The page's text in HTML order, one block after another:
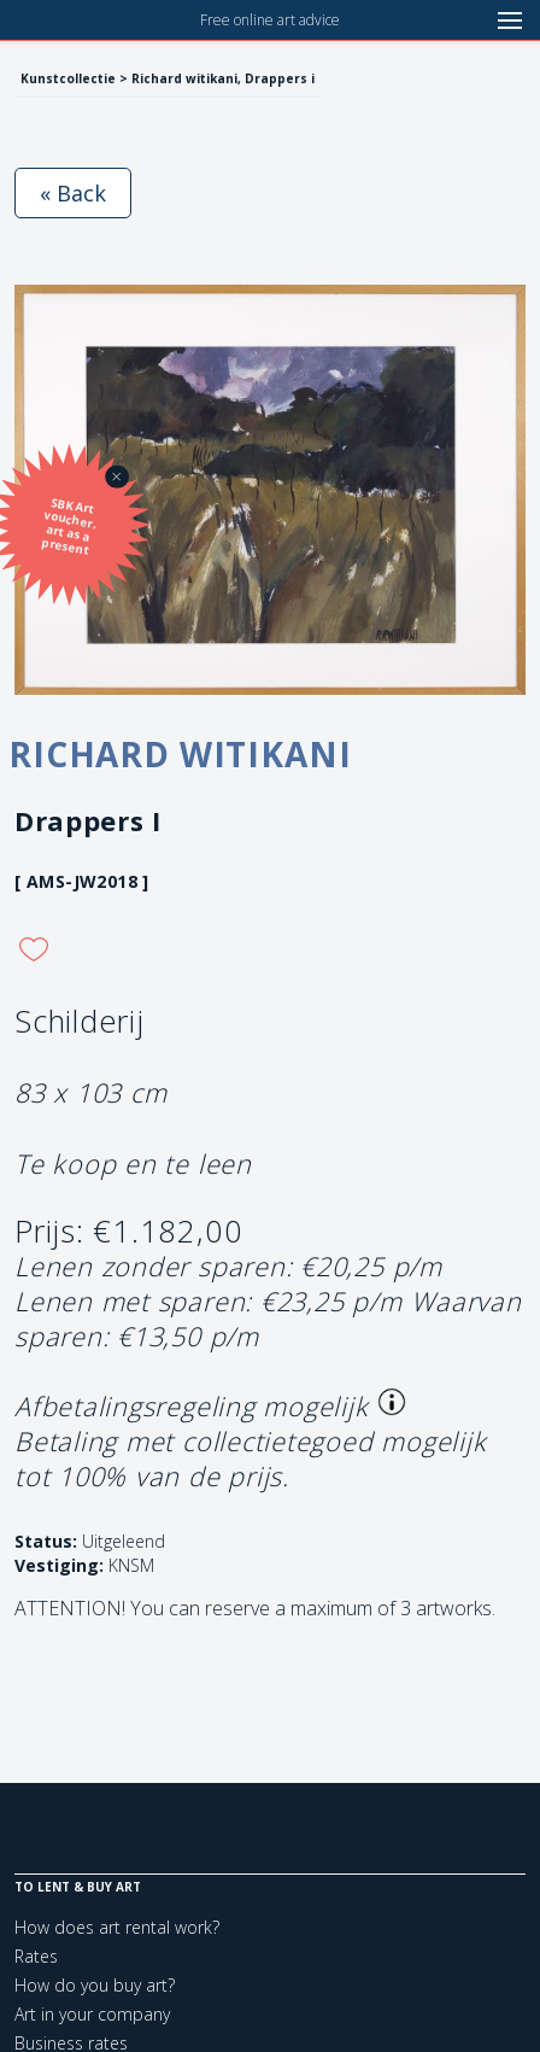
Free online art advice
Kunstcollectie > Richard witikani, Drappers i
SBK Art
voucher,
art as a
present
« Back
RICHARD WITIKANI
Drappers I
[ AMS-JW2018 ]
Schilderij
83 x 103 cm
Te koop en te leen
Prijs: €1.182,00
Lenen zonder sparen: €20,25 p/m
Lenen met sparen: €23,25 p/m Waarvan
sparen: €13,50 p/m
Afbetalingsregeling mogelijk
Betaling met collectietegoed mogelijk
tot 100% van de prijs.
Status: Uitgeleend
Vestiging: KNSM
ATTENTION! You can reserve a maximum of 3 artworks.
TO LENT & BUY ART
How does art rental work?
Rates
How do you buy art?
Art in your company
Business rates